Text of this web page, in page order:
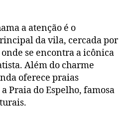
a atenção é o
da vila, cercada por
se encontra a icônica
Além do charme
oferece praias
Praia do Espelho, famosa